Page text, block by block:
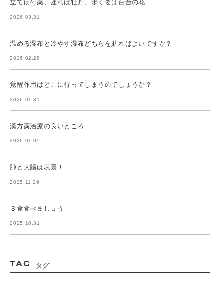
立てば芍薬、座れば牡丹、歩く姿は百合の花
2026.03.31
温める湿布と冷やす湿布どちらを貼ればよいですか？
2026.02.28
覚醒作用はどこに行ってしまうのでしょうか？
2026.01.31
漢方薬治療の良いところ
2026.01.05
肺と大腸は表裏！
2025.11.29
３食食べましょう
2025.10.31
TAG タグ